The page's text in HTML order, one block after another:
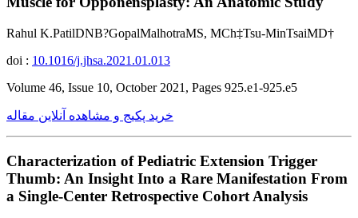
Rahul K.PatilDNB?GopalMalhotraMS, MCh‡Tsu-MinTsaiMD†
doi : 10.1016/j.jhsa.2021.01.013
Volume 46, Issue 10, October 2021, Pages 925.e1-925.e5
خرید پکیج و مشاهده آنلاین مقاله
Characterization of Pediatric Extension Trigger
Thumb: An Insight Into a Rare Manifestation From
a Single-Center Retrospective Cohort Analysis